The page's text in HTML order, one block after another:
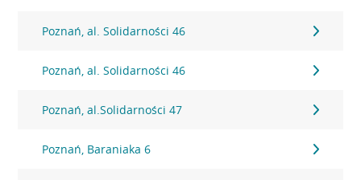
Poznań, al. Solidarności 46
Poznań, al. Solidarności 46
Poznań, al.Solidarności 47
Poznań, Baraniaka 6